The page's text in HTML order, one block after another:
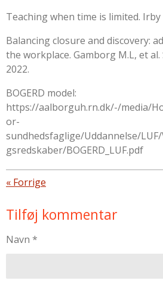
Teaching when time is limited. Irby
Balancing closure and discovery:
the workplace. Gamborg M.L, et
2022.
BOGERD model:
https://aalborguh.rn.dk/-/media/
or-
sundhedsfaglige/Uddannelse/
gsredskaber/BOGERD_LUF.pdf
« Forrige
Tilføj kommentar
Navn *